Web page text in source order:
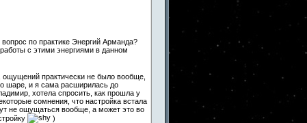
по практике Энергий Арманда?
с этими энергиями в данном
практически не было вообще,
шаре, и я сама расширилась до
хотела спросить, как прошла у
сомнения, что настройка встала
не ощущаться вообще, а может это во
)